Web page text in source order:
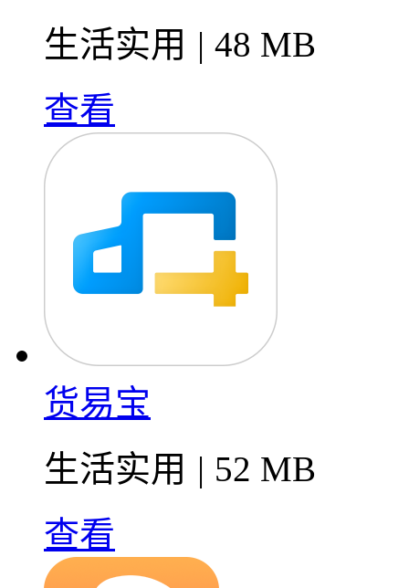
生活实用 | 48 MB
查看
货易宝
生活实用 | 52 MB
查看